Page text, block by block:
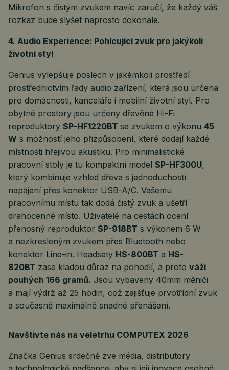
Mikrofon s čistým zvukem navíc zaručí, že každý váš
rozkaz bude slyšet naprosto dokonale.
4. Audio Experience: Pohlcující zvuk pro jakýkoli
životní styl
Genius vylepšuje poslech v jakémkoli prostředí
prostřednictvím řady audio zařízení, která jsou určena
pro domácnosti, kanceláře i mobilní životní styl. Pro
obytné prostory jsou určeny dřevěné Hi-Fi
reproduktory SP-HF1220BT se zvukem o výkonu 45
W s možností jeho přizpůsobení, které dodají každé
místnosti hřejivou akustiku. Pro minimalistické
pracovní stoly je tu kompaktní model SP-HF300U,
který kombinuje vzhled dřeva s jednoduchostí
napájení přes konektor USB-A/C. Vašemu
pracovnímu místu tak dodá čistý zvuk a ušetří
drahocenné místo. Uživatelé na cestách ocení
přenosný reproduktor SP-918BT s výkonem 6 W
a nezkresleným zvukem přes Bluetooth nebo
konektor Line-in. Headsety HS-800BT a HS-
820BT zase kladou důraz na pohodlí, a proto váží
pouhých 166 gramů. Jsou vybaveny 40mm měniči
a mají výdrž až 25 hodin, což zajišťuje prvotřídní zvuk
a současně maximálně snadné přenášení.
Navštivte nás na veletrhu COMPUTEX 2026
Značka Genius srdečně zve média, distributory